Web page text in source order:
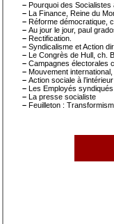
– Pourquoi des Socialistes
– La Finance, Reine du
– Réforme démocratique,
– Au jour le jour, paul
– Rectification.
– Syndicalisme et Action
– Le Congrès de Hull, ch.
– Campagnes électorales
– Mouvement
– Action sociale à
– Les Employés
– La presse socialiste
– Feuilleton :